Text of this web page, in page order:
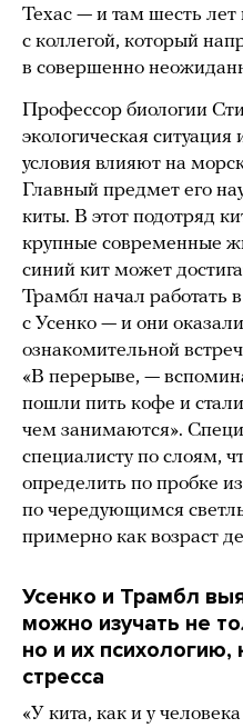
Техас — и там шесть
с коллегой, который
в совершенно
Профессор биологии
экологическая
условия влияют на
Главный предмет его
киты. В этот подотряд
крупные современные
синий кит может
Трамбл начал работать
с Усенко — и они
ознакомительной
«В перерыве, —
пошли пить кофе и стали
чем занимаются».
специалисту по слоям,
определить по пробке
по чередующимся
примерно как возраст
Усенко и Трамбл
можно изучать не
но и их психологию,
стресса
«У кита, как и у